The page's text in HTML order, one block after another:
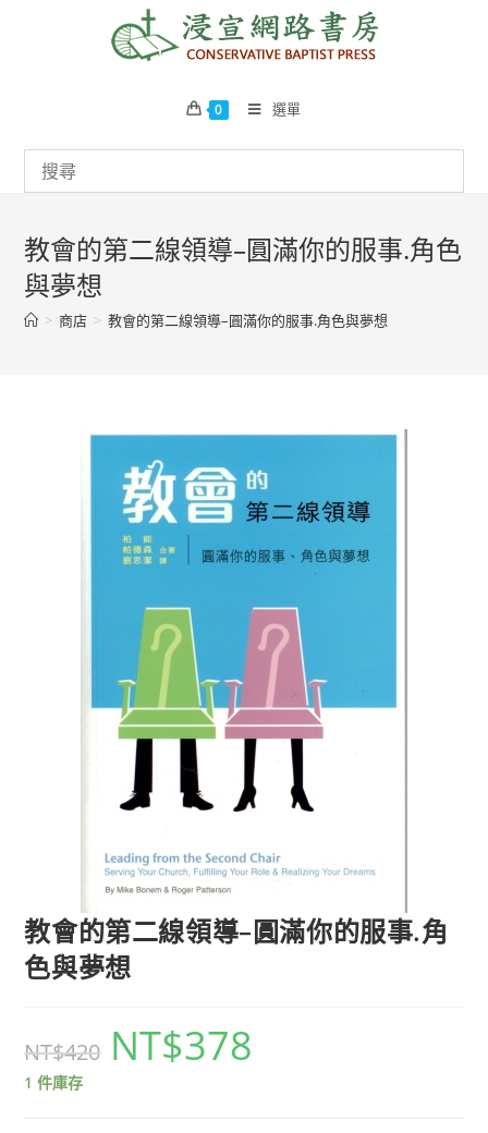
0 選單
教會的第二線領導–圓滿你的服事.角色
與夢想
> 商店 > 教會的第二線領導–圓滿你的服事.角色與夢想
教會的第二線領導–圓滿你的服事.角
色與夢想
NT$420 NT$378
1 件庫存